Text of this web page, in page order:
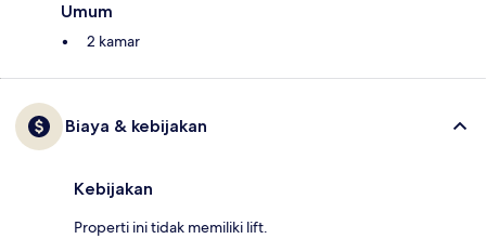
Umum
2 kamar
Biaya & kebijakan
Kebijakan
Properti ini tidak memiliki lift.